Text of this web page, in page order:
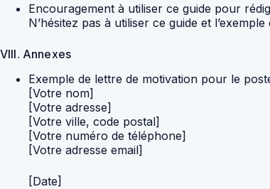
Encouragement à utiliser ce guide pour
N’hésitez pas à utiliser ce guide et
VIII. Annexes
Exemple de lettre de motivation pour le
[Votre nom]
[Votre adresse]
[Votre ville, code postal]
[Votre numéro de téléphone]
[Votre adresse email]
[Date]